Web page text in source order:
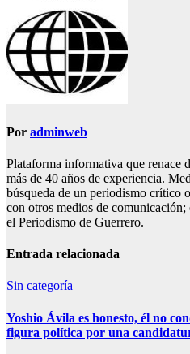
Por adminweb
Plataforma informativa que renace
más de 40 años de experiencia.
búsqueda de un periodismo crítico
con otros medios de
el Periodismo de Guerrero.
Entrada relacionada
Sin categoría
Yoshio Ávila es honesto, él no
figura política por una